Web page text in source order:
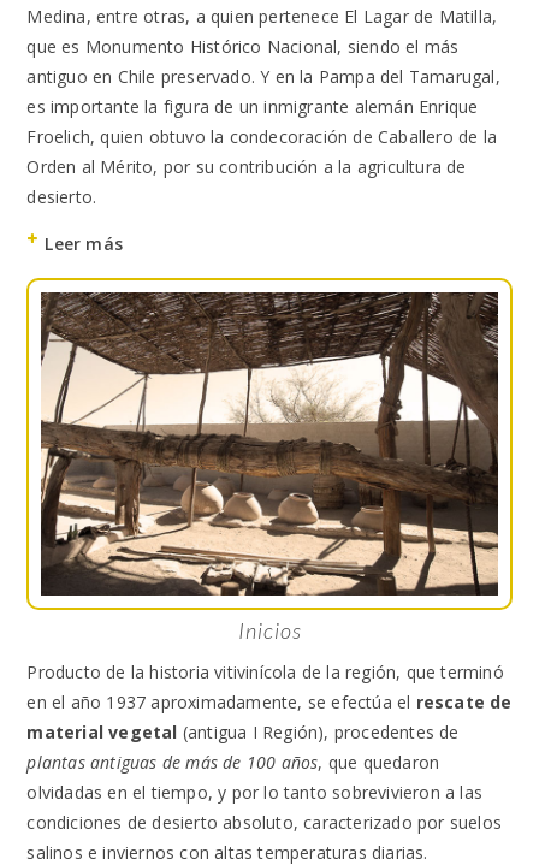
Medina, entre otras, a quien pertenece El Lagar de Matilla,
que es Monumento Histórico Nacional, siendo el más
antiguo en Chile preservado. Y en la Pampa del Tamarugal,
es importante la figura de un inmigrante alemán Enrique
Froelich, quien obtuvo la condecoración de Caballero de la
Orden al Mérito, por su contribución a la agricultura de
desierto.
Leer más
Inicios
Producto de la historia vitivinícola de la región, que terminó
en el año 1937 aproximadamente, se efectúa el rescate de
material vegetal (antigua I Región), procedentes de
plantas antiguas de más de 100 años, que quedaron
olvidadas en el tiempo, y por lo tanto sobrevivieron a las
condiciones de desierto absoluto, caracterizado por suelos
salinos e inviernos con altas temperaturas diarias.